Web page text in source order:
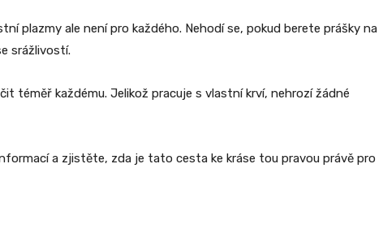
plazmy ale není pro každého. Nehodí se, pokud berete prášky na
srážlivostí.
téměř každému. Jelikož pracuje s vlastní krví, nehrozí žádné
a zjistěte, zda je tato cesta ke kráse tou pravou právě pro